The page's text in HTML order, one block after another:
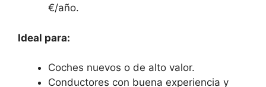
€/año.
Ideal para:
Coches nuevos o de alto valor.
Conductores con buena experiencia y